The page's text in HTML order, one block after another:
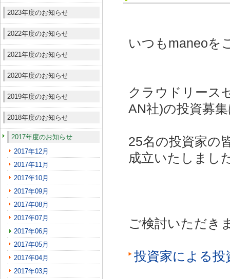
2023年度のお知らせ
2022年度のお知らせ
2021年度のお知らせ
2020年度のお知らせ
2019年度のお知らせ
2018年度のお知らせ
2017年度のお知らせ
2017年12月
2017年11月
2017年10月
2017年09月
2017年08月
2017年07月
2017年06月
2017年05月
2017年04月
2017年03月
いつもmaneoを
クラウドリース
AN社)の投資募
25名の投資家の
成立いたしまし
ご検討いただき
投資家による